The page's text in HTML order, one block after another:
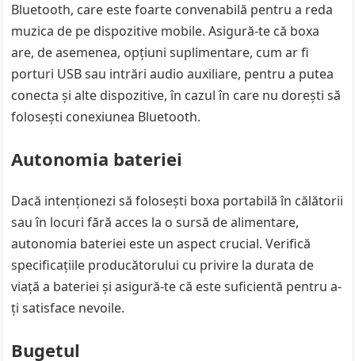
Bluetooth, care este foarte convenabilă pentru a reda
muzica de pe dispozitive mobile. Asigură-te că boxa
are, de asemenea, opțiuni suplimentare, cum ar fi
porturi USB sau intrări audio auxiliare, pentru a putea
conecta și alte dispozitive, în cazul în care nu dorești să
folosești conexiunea Bluetooth.
Autonomia bateriei
Dacă intenționezi să folosești boxa portabilă în călătorii
sau în locuri fără acces la o sursă de alimentare,
autonomia bateriei este un aspect crucial. Verifică
specificațiile producătorului cu privire la durata de
viață a bateriei și asigură-te că este suficientă pentru a-
ți satisface nevoile.
Bugetul